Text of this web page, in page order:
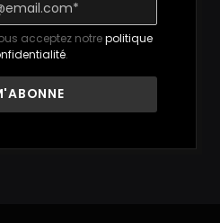
acceptez notrepolitique
.